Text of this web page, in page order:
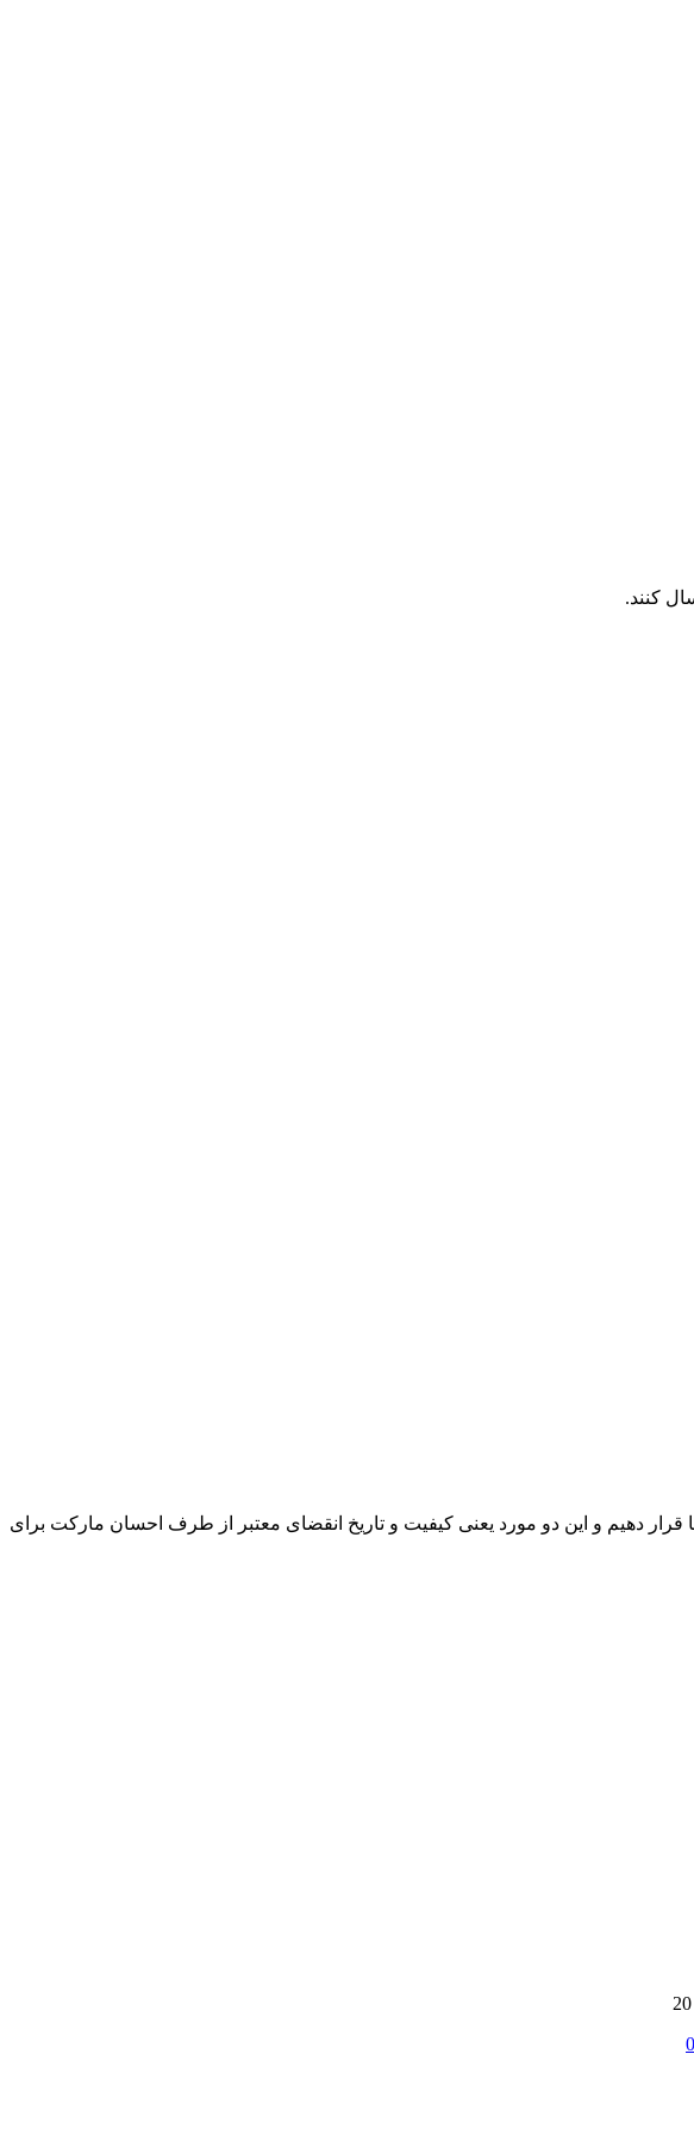
کنند.
قرار دهیم و این دو مورد یعنی کیفیت و تاریخ انقضای معتبر از طرف احسان مارکت برای